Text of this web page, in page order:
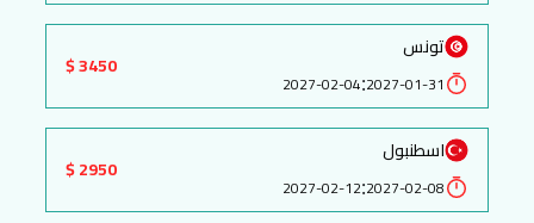
تونس
2027-01-31
:
2027-02-04
3450 $
اسطنبول
2027-02-08
:
2027-02-12
2950 $